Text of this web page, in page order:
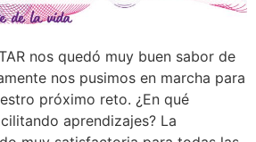
nos quedó muy buen sabor de
nos pusimos en marcha para
próximo reto. ¿En qué
aprendizajes? La